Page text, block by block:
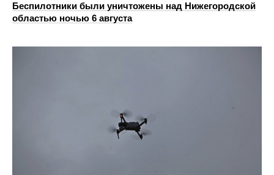
Беспилотники были уничтожены над Нижегородской
областью ночью 6 августа